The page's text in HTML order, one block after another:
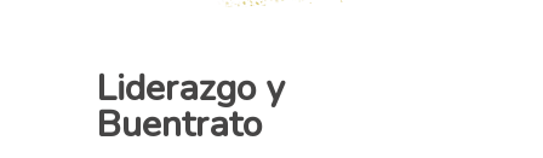
Liderazgo y
Buentrato